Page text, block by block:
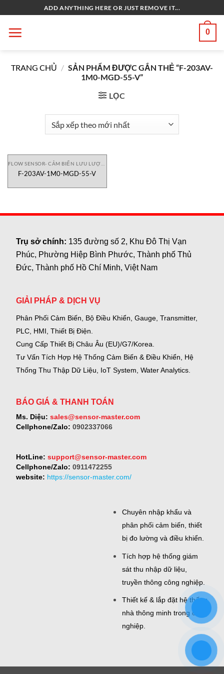
qua
nội
ADD ANYTHING HERE OR JUST REMOVE IT...
0
TRANG CHỦ / SẢN PHẨM ĐƯỢC GẮN THẺ “F-203AV-
1M0-MGD-55-V”
LỌC
F-203AV-1M0-MGD-55-V
Trụ sở chính: 135 đường số 2, Khu Đô Thị Vạn
Phúc, Phường Hiệp Bình Phước, Thành phố Thủ
Đức, Thành phố Hồ Chí Minh, Việt Nam
GIẢI PHÁP & DỊCH VỤ
Phân Phối Cảm Biến, Bộ Điều Khiển, Gauge, Transmitter,
PLC, HMI, Thiết Bị Điện.
Cung Cấp Thiết Bị Châu Âu (EU)/G7/Korea.
Tư Vấn Tích Hợp Hệ Thống Cảm Biến & Điều Khiển, Hệ
Thống Thu Thập Dữ Liệu, IoT System, Water Analytics.
BÁO GIÁ & THANH TOÁN
Ms. Diệu: sales@sensor-master.com
Cellphone/Zalo: 0902337066
HotLine: support@sensor-master.com
Cellphone/Zalo: 0911472255
website: https://sensor-master.com/
Chuyên nhập khẩu và
phân phối cảm biến, thiết
bị đo lường và điều khiển.
Tích hợp hệ thống giám
sát thu nhập dữ liệu,
truyền thông công nghiệp.
Thiết kế & lắp đặt hệ thống
nhà thông minh trong công
nghiệp.